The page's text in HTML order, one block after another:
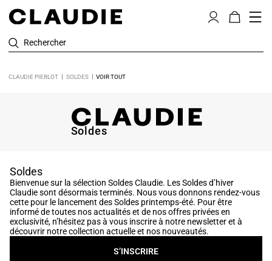
Rechercher
CLAUDIE PIERLOT SOLDES VOIR TOUT
Soldes
Soldes
Bienvenue sur la sélection Soldes Claudie. Les Soldes d’hiver
Claudie sont désormais terminés. Nous vous donnons rendez-vous
cette pour le lancement des Soldes printemps-été. Pour être
informé de toutes nos actualités et de nos offres privées en
exclusivité, n’hésitez pas à vous inscrire à notre newsletter et à
découvrir notre collection actuelle et nos nouveautés.
S’INSCRIRE